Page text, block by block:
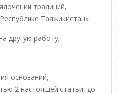
традиций,
Таджикистан»;
другую работу;
оснований,
2 настоящей статьи, до